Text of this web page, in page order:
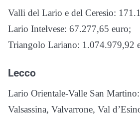
Valli del Lario e del Ceresio:
Lario Intelvese: 67.277,65 euro;
Triangolo Lariano: 1.074.979,92
Lecco
Lario Orientale-Valle San
Valsassina, Valvarrone, Val